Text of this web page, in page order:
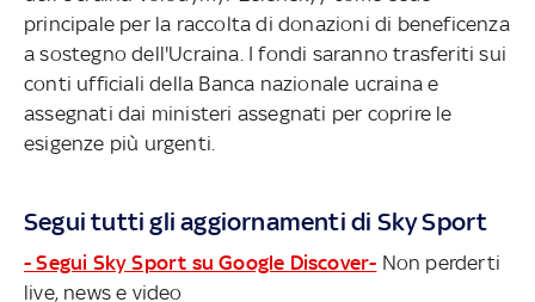
principale per la raccolta di donazioni di beneficenza
a sostegno dell'Ucraina. I fondi saranno trasferiti sui
conti ufficiali della Banca nazionale ucraina e
assegnati dai ministeri assegnati per coprire le
esigenze più urgenti.
Segui tutti gli aggiornamenti di Sky Sport
- Segui Sky Sport su Google Discover- Non perderti
live, news e video